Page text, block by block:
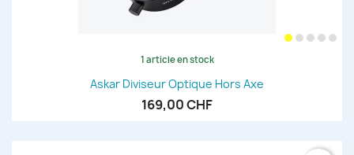
1 article en stock
Askar Diviseur Optique Hors Axe
169,00 CHF